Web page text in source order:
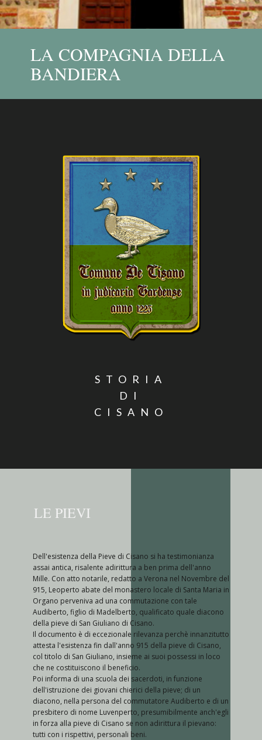
LA COMPAGNIA DELLA
BANDIERA
STORIA
DI
CISANO
LE PIEVI
Dell'esistenza della Pieve di Cisano si ha testimonianza
assai antica, risalente adirittura a ben prima dell'anno
Mille. Con atto notarile, redatto a Verona nel Novembre del
915, Leoperto abate del monastero locale di Santa Maria in
Organo perveniva ad una commutazione con tale
Audiberto, figlio di Madelberto, qualificato quale diacono
della pieve di San Giuliano di Cisano.
Il documento è di eccezionale rilevanza perchè innanzitutto
attesta l'esistenza fin dall'anno 915 della pieve di Cisano,
col titolo di San Giuliano, insieme ai suoi possessi in loco
che ne costituiscono il beneficio.
Poi informa di una scuola dei sacerdoti, in funzione
dell'istruzione dei giovani chierici della pieve; di un
diacono, nella persona del commutatore Audiberto e di un
presbitero di nome Luvenperto, presumibilmente anch'egli
in forza alla pieve di Cisano se non adirittura il pievano:
tutti con i rispettivi, personali beni.